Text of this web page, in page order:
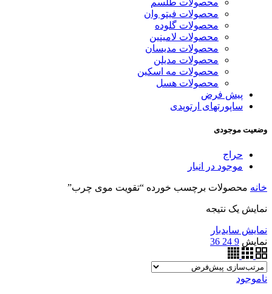
محصولات طلسم
محصولات فیتو وان
محصولات گلوده
محصولات لامینین
محصولات مدیسان
محصولات مدیلن
محصولات مه اسکین
محصولات هسل
پیش فرض
ساپورتهای ارتوپدی
وضعیت موجودی
حراج
موجود در انبار
خانه محصولات برچسب خورده “تقویت موی چرب”
نمایش یک نتیجه
نمایش سایدبار
نمایش 9
24
36
ناموجود